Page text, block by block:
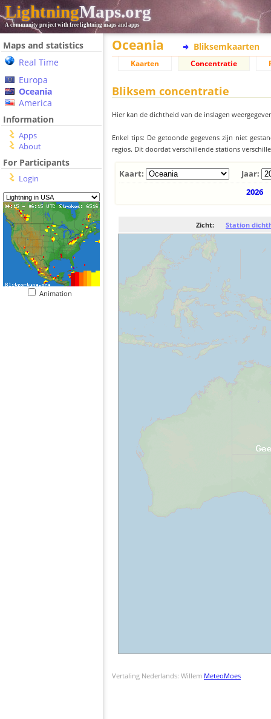
LightningMaps.org
A community project with free lightning maps and apps
Maps and statistics
Real Time
Europa
Oceania
America
Information
Apps
About
For Participants
Login
Animation
Oceania Bliksemkaarten
Kaarten Concentratie
Bliksem concentratie
Hier kan de dichtheid van de inslagen
Enkel tips: De getoonde gegevens zijn niet
regios. Dit doordat verschillende stations
Kaart:
Jaar:
2026
Zicht: Station
Vertaling Nederlands: Willem MeteoMoes